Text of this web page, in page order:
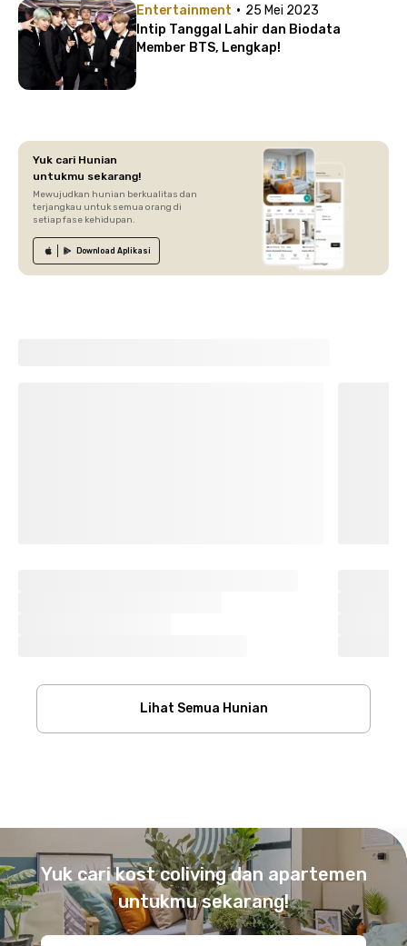
Entertainment · 25 Mei 2023
Intip Tanggal Lahir dan Biodata
Member BTS, Lengkap!
Yuk cari Hunian
untukmu sekarang!
Mewujudkan hunian berkualitas dan
terjangkau untuk semua orang di
setiap fase kehidupan.
Download Aplikasi
Lihat Semua Hunian
Yuk cari kost coliving dan apartemen
untukmu sekarang!